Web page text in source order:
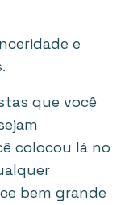
e
que você
colocou lá no
bem grande